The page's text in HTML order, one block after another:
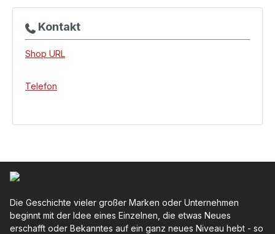
Kontakt
Shop URL
Telefon
Die Geschichte vieler großer Marken oder Unternehmen
beginnt mit der Idee eines Einzelnen, die etwas Neues
erschafft oder Bekanntes auf ein ganz neues Niveau hebt - so